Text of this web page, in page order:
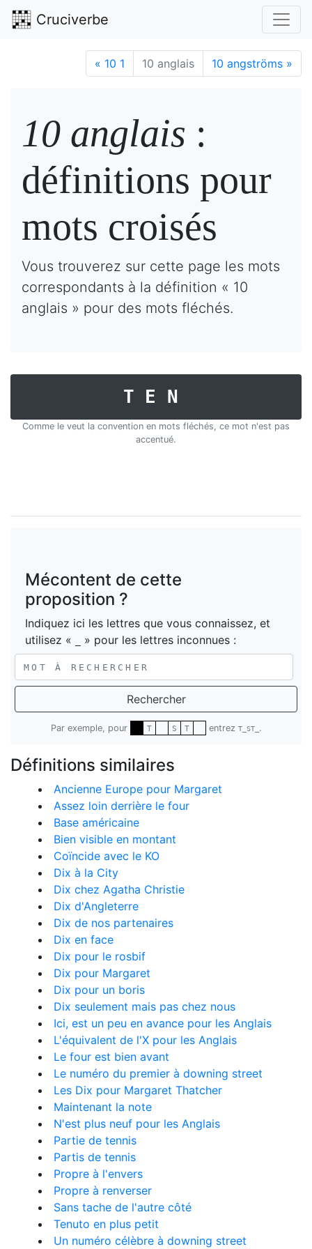
Cruciverbe
« 10 1 10 anglais 10 angströms »
10 anglais :
définitions pour
mots croisés
Vous trouverez sur cette page les mots
correspondants à la définition « 10
anglais » pour des mots fléchés.
TEN
Comme le veut la convention en mots fléchés, ce mot n'est pas
accentué.
Mécontent de cette
proposition ?
Indiquez ici les lettres que vous connaissez, et
utilisez «
» pour les lettres inconnues :
Rechercher
Par exemple, pour T S T entrez T_ST_ .
Définitions similaires
Ancienne Europe pour Margaret
Assez loin derrière le four
Base américaine
Bien visible en montant
Coïncide avec le KO
Dix à la City
Dix chez Agatha Christie
Dix d'Angleterre
Dix de nos partenaires
Dix en face
Dix pour le rosbif
Dix pour Margaret
Dix pour un boris
Dix seulement mais pas chez nous
Ici, est un peu en avance pour les Anglais
L'équivalent de l'X pour les Anglais
Le four est bien avant
Le numéro du premier à downing street
Les Dix pour Margaret Thatcher
Maintenant la note
N'est plus neuf pour les Anglais
Partie de tennis
Partis de tennis
Propre à l'envers
Propre à renverser
Sans tache de l'autre côté
Tenuto en plus petit
Un numéro célèbre à downing street